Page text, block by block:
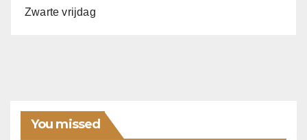
Zwarte vrijdag
You missed